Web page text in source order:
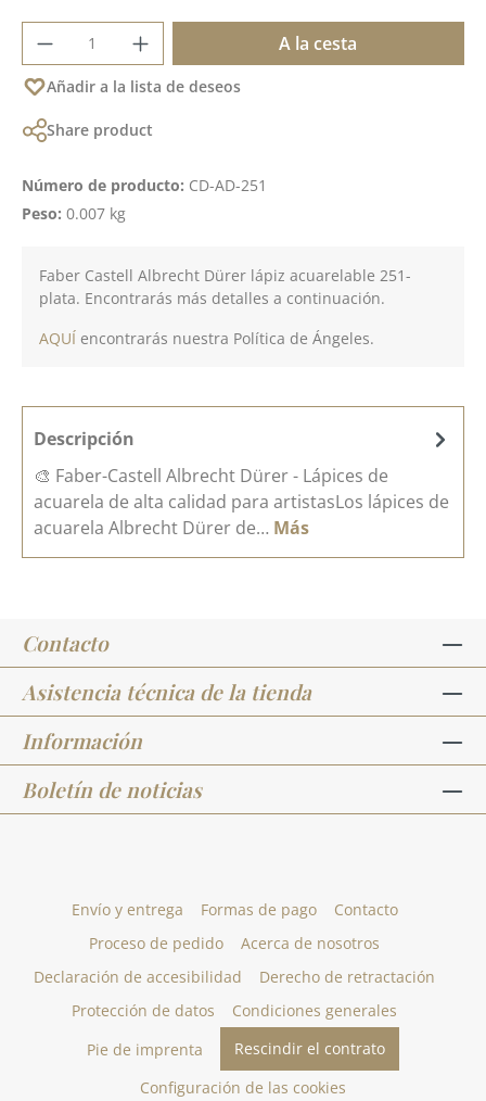
Cantidad del producto: introduce la
A la cesta
Añadir a la lista de deseos
Share product
Número de producto: CD-AD-251
Peso: 0.007 kg
Faber Castell Albrecht Dürer lápiz acuarelable 251-
plata. Encontrarás más detalles a continuación.
AQUÍ encontrarás nuestra Política de Ángeles.
Descripción
🎨 Faber-Castell Albrecht Dürer - Lápices de
acuarela de alta calidad para artistasLos lápices de
acuarela Albrecht Dürer de… Más
Contacto
Asistencia técnica de la tienda
Información
Boletín de noticias
Envío y entrega Formas de pago
Contacto
Proceso de pedido
Acerca de nosotros
Declaración de accesibilidad
Derecho de retractación
Protección de datos
Condiciones generales
Pie de imprenta
Rescindir el contrato
Configuración de las cookies